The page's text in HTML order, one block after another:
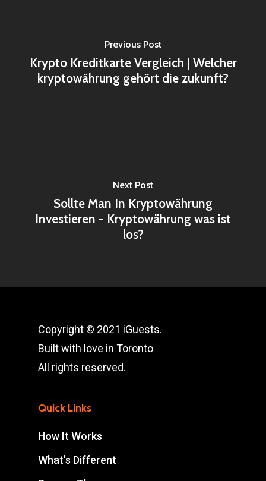
Previous Post
Krypto Kreditkarte Vergleich | Welcher
kryptowährung gehört die zukunft?
Next Post
Sollte Man In Kryptowährung
Investieren - Kryptowährung was ist
los?
Copyright © 2021 iGuests.
Built with love in Toronto
All rights reserved.
Quick Links
How It Works
What's Different